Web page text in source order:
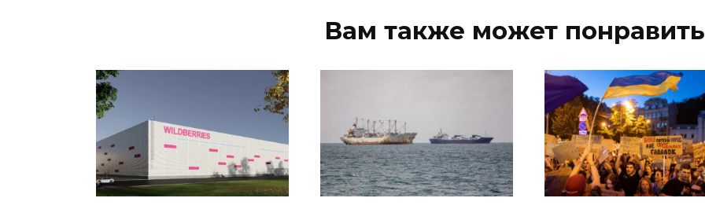
Вам также может